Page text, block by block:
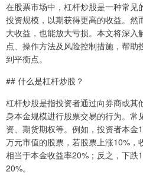
在股票市场中，杠杆炒股是一种常见
投资规模，以期获得更高的收益。然
大收益，也能放大亏损。本文将深
点、操作方法及风险控制措施，帮
到平衡点。
## 什么是杠杆炒股？
杠杆炒股是指投资者通过向券商或其
身本金规模进行股票交易的行为。常
资、期货期权等。例如，投资者本
万元市值的股票，若股票上涨10%，
相当于本金收益率20%；反之，下跌
20%。